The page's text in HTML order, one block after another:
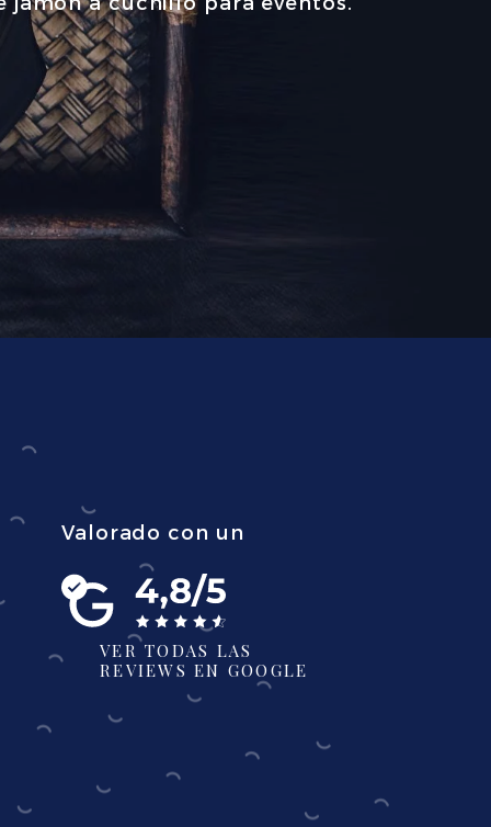
CONSERVAS SELECTAS
Valorado con un
VER TODAS LAS
REVIEWS EN GOOGLE